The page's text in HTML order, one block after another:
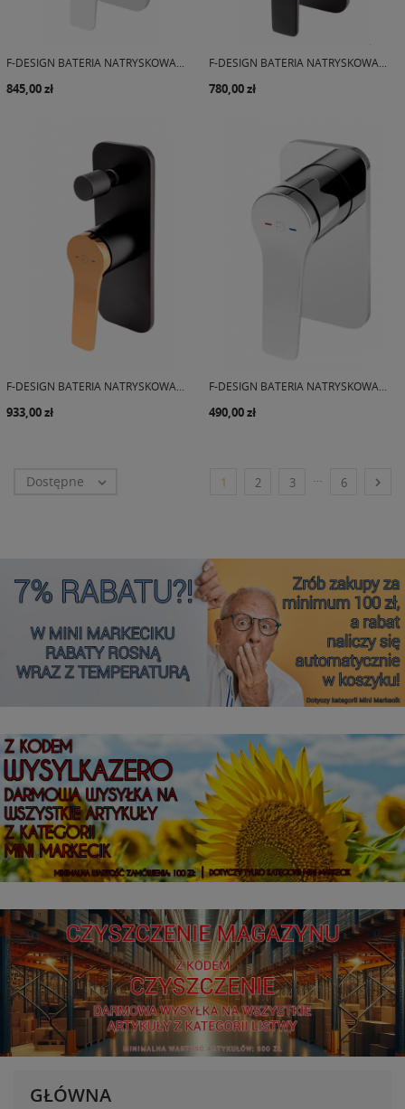
GŁÓWNA
F-DESIGN BATERIA NATRYSKOWA...
845,00 zł
F-DESIGN BATERIA NATRYSKOWA...
780,00 zł
F-DESIGN BATERIA NATRYSKOWA...
933,00 zł
F-DESIGN BATERIA NATRYSKOWA...
490,00 zł
Dostępne  1 2 3 … 6 